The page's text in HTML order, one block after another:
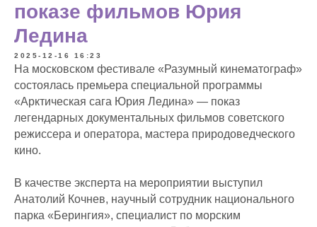
показе фильмов Юрия
Ледина
2025-12-16 16:23
На московском фестивале «Разумный кинематограф»
состоялась премьера специальной программы
«Арктическая сага Юрия Ледина» — показ
легендарных документальных фильмов советского
режиссера и оператора, мастера природоведческого
кино.
В качестве эксперта на мероприятии выступил
Анатолий Кочнев, научный сотрудник национального
парка «Берингия», специалист по морским